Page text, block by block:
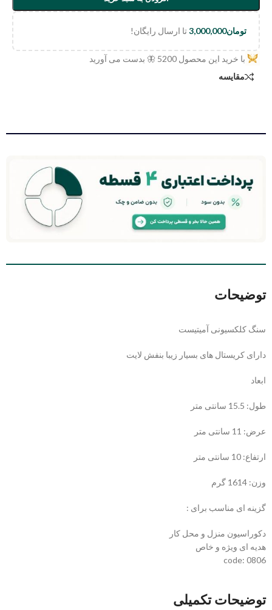
تومان3,000,000تا ارسال رایگان!
با خرید این محصول 5200 🦋 بدست می آورید
مقایسه
توضیحات
سنگ کلکسیونی آمیتیست
دارای کریستال های بسیار زیبا بنفش لایت
ابعاد
طول: 15.5 سانتی متر
عرض: 11 سانتی متر
ارتفاع: 10 سانتی متر
وزن: 1614 گرم
گزینه ای مناسب برای :
دکوراسیون منزل و محل کار
هدیه ای ویژه و خاص
code: 0806
توضیحات تکمیلی